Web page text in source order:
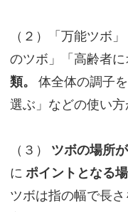
（２）「万能ツボ
のツボ」「高齢者
類。
体全体の調子
選ぶ」などの使い方
（３） ツボの場所
に ポイントとなる
ツボは指の幅で長